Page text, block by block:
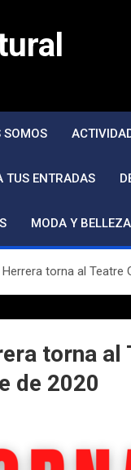
SOMOS
TUS ENTRADAS
MODA Y BELLEZA
torna al Teatre
torna al
de 2020